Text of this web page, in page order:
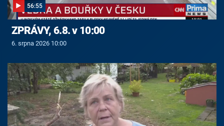
56:55
ZPRÁVY, 6.8. v 10:00
6. srpna 2026 10:00